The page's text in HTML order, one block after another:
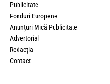
Publicitate
Fonduri Europene
Anunțuri Mică Publicitate
Advertorial
Redacția
Contact